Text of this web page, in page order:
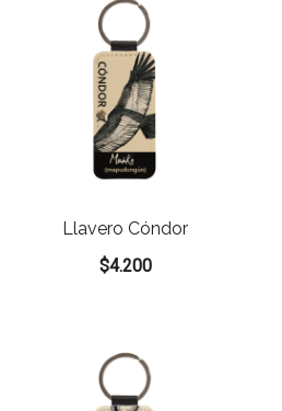
Llavero Cóndor
$4.200